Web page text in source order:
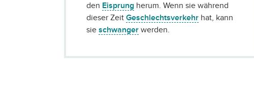
den Eisprung herum. Wenn sie während
dieser ZeitGeschlechtsverkehr hat, kann
sieschwanger werden.